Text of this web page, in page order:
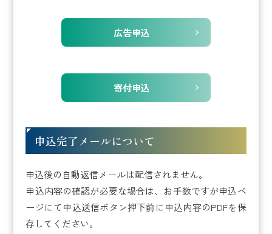
広告申込
寄付申込
申込完了メールについて
申込後の自動返信メールは配信されません。
申込内容の確認が必要な場合は、お手数ですが申込ペ
ージにて申込送信ボタン押下前に申込内容のPDFを保
存してください。